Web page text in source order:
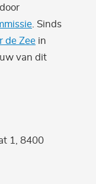
. Sinds
de Zee in
van dit
1, 8400